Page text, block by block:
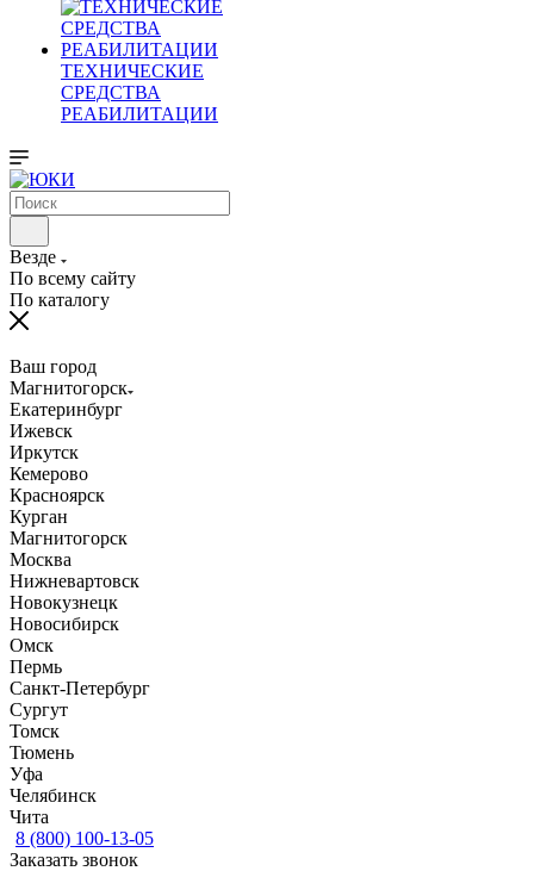
ТЕХНИЧЕСКИЕ
СРЕДСТВА
РЕАБИЛИТАЦИИ
Везде
По всему сайту
По каталогу
Ваш город
Магнитогорск
Екатеринбург
Ижевск
Иркутск
Кемерово
Красноярск
Курган
Магнитогорск
Москва
Нижневартовск
Новокузнецк
Новосибирск
Омск
Пермь
Санкт-Петербург
Сургут
Томск
Тюмень
Уфа
Челябинск
Чита
8 (800) 100-13-05
Заказать звонок